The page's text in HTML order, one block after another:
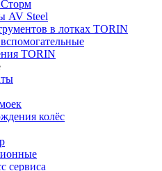
AV Steel
в лотках TORIN
TORIN
колёс
сервиса